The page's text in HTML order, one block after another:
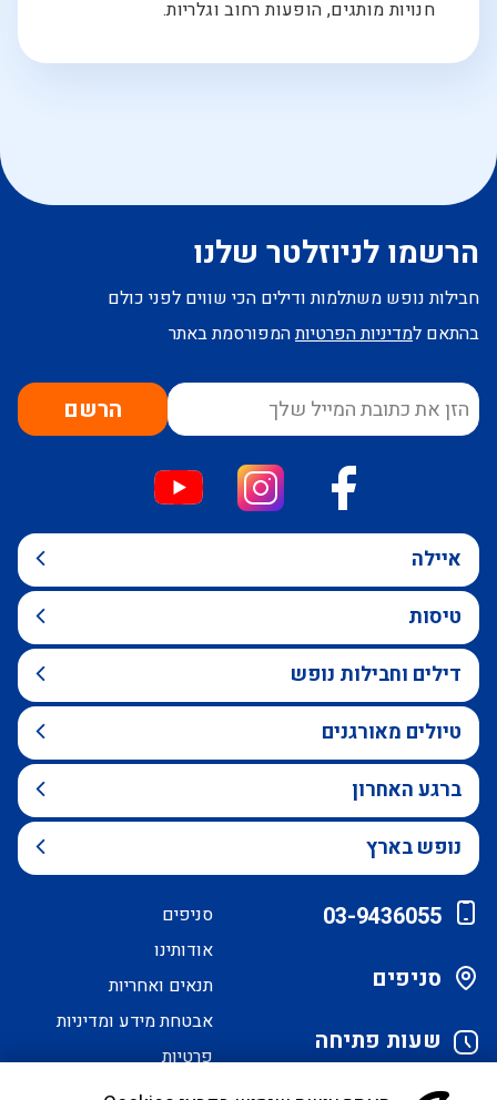
חנויות מותגים, הופעות רחוב וגלריות.
הרשמו לניוזלטר שלנו
חבילות נופש משתלמות ודילים הכי שווים לפני כולם
בהתאם למדיניות הפרטיותהמפורסמת באתר
הרשם
איילה
טיסות
דילים וחבילות נופש
טיולים מאורגנים
ברגע האחרון
נופש בארץ
03-9436055
סניפים
שעות פתיחה
סניפים
אודותינו
תנאים ואחריות
אבטחת מידע ומדיניות
פרטיות
הסדרי נגישות